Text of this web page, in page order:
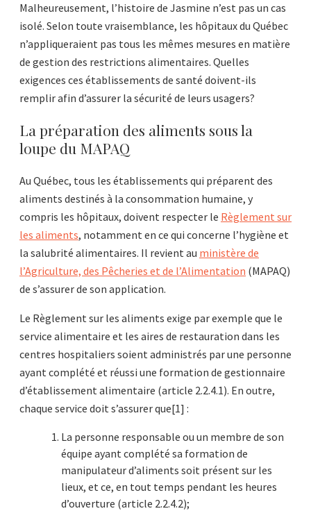
Malheureusement, l’histoire de Jasmine n’est pas un cas
isolé. Selon toute vraisemblance, les hôpitaux du Québec
n’appliqueraient pas tous les mêmes mesures en matière
de gestion des restrictions alimentaires. Quelles
exigences ces établissements de santé doivent-ils
remplir afin d’assurer la sécurité de leurs usagers?
La préparation des aliments sous la
loupe du MAPAQ
Au Québec, tous les établissements qui préparent des
aliments destinés à la consommation humaine, y
compris les hôpitaux, doivent respecter le Règlement sur
les aliments, notamment en ce qui concerne l’hygiène et
la salubrité alimentaires. Il revient au ministère de
l’Agriculture, des Pêcheries et de l’Alimentation (MAPAQ)
de s’assurer de son application.
Le Règlement sur les aliments exige par exemple que le
service alimentaire et les aires de restauration dans les
centres hospitaliers soient administrés par une personne
ayant complété et réussi une formation de gestionnaire
d’établissement alimentaire (article 2.2.4.1). En outre,
chaque service doit s’assurer que[1] :
La personne responsable ou un membre de son
équipe ayant complété sa formation de
manipulateur d’aliments soit présent sur les
lieux, et ce, en tout temps pendant les heures
d’ouverture (article 2.2.4.2);